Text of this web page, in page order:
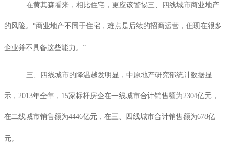
在黄其森看来，相比住宅，更应该警惕三、四线城市商业地产
的风险。“商业地产不同于住宅，难点是后续的招商运营，但现在很多
企业并不具备这些能力。”
三、四线城市的降温越发明显，中原地产研究部统计数据显
示， 2013年全年， 15家标杆房企在一线城市合计销售额为2304亿元，
在二线城市销售额为4446亿元，在三、四线城市合计销售额为678亿
元。